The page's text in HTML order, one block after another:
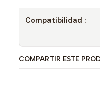
Compatibilidad :
COMPARTIR ESTE